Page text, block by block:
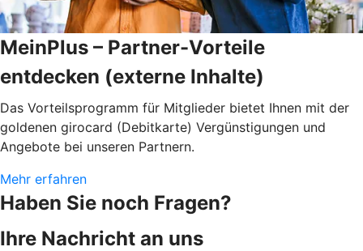
MeinPlus – Partner-Vorteile
entdecken (externe Inhalte)
Das Vorteilsprogramm für Mitglieder bietet Ihnen mit der
goldenen girocard (Debitkarte) Vergünstigungen und
Angebote bei unseren Partnern.
Mehr erfahren
Haben Sie noch Fragen?
Ihre Nachricht an uns